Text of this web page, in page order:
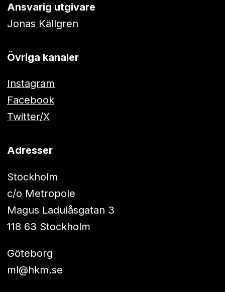
Ansvarig utgivare
Jonas Källgren
Övriga kanaler
Instagram
Facebook
Twitter/X
Adresser
Stockholm
c/o Metropole
Magus Ladulåsgatan 3
118 63 Stockholm
Göteborg
ml@hkm.se